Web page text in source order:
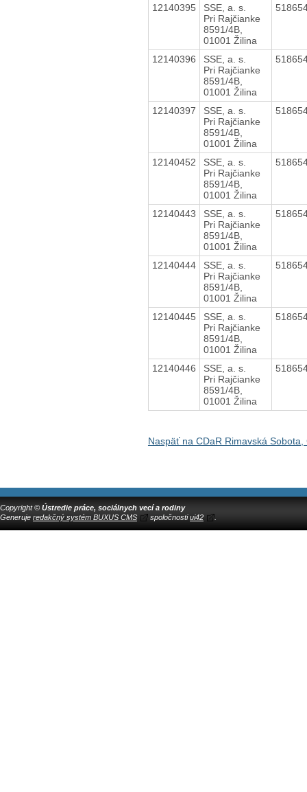
12140395
SSE, a. s.
Pri Rajčianke
8591/4B,
01001 Žilina
12140396
SSE, a. s.
Pri Rajčianke
8591/4B,
01001 Žilina
12140397
SSE, a. s.
Pri Rajčianke
8591/4B,
01001 Žilina
12140452
SSE, a. s.
Pri Rajčianke
8591/4B,
01001 Žilina
12140443
SSE, a. s.
Pri Rajčianke
8591/4B,
01001 Žilina
12140444
SSE, a. s.
Pri Rajčianke
8591/4B,
01001 Žilina
12140445
SSE, a. s.
Pri Rajčianke
8591/4B,
01001 Žilina
12140446
SSE, a. s.
Pri Rajčianke
8591/4B,
01001 Žilina
Naspäť na CDaR Rimavská
Copyright © Ústredie práce, sociálnych vecí a rodiny
Generuje redakčný systém BUXUS CMS spoločnostiui42